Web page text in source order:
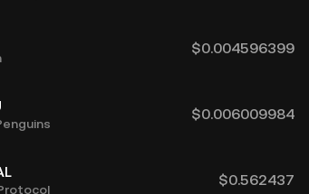
$0.004596399
$0.006009984
$0.562437